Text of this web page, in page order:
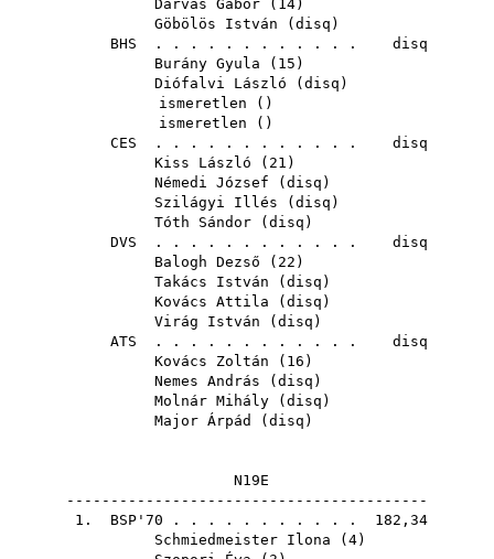
Darvas Gábor ( 14)
Göbölös István ( disq )
BHS . . . . . . . . . . . . disq
Burány Gyula ( 15 )
Diófalvi László ( disq )
ismeretlen ()
ismeretlen ()
CES . . . . . . . . . . . . disq
Kiss László ( 21 )
Némedi József ( disq )
Szilágyi Illés ( disq )
Tóth Sándor ( disq )
DVS . . . . . . . . . . . . disq
Balogh Dezső ( 22 )
Takács István ( disq )
Kovács Attila ( disq )
Virág István ( disq )
ATS . . . . . . . . . . . . disq
Kovács Zoltán ( 16 )
Nemes András ( disq )
Molnár Mihály ( disq )
Major Árpád
( disq )
N19E
-----------------------------------------
1. BSP'70 . . . . . . . . . . . 182,34
Schmiedmeister Ilona ( 4)